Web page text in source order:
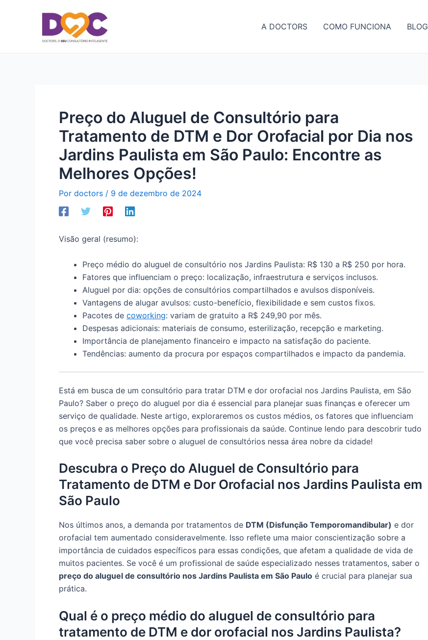
A DOCTORS COMO FUNCIONA BLOG
Preço do Aluguel de Consultório para
Tratamento de DTM e Dor Orofacial por Dia nos
Jardins Paulista em São Paulo: Encontre as
Melhores Opções!
Por doctors / 9 de dezembro de 2024
Visão geral (resumo):
Preço médio do aluguel de consultório nos Jardins Paulista: R$ 130 a R$ 250 por hora.
Fatores que influenciam o preço: localização, infraestrutura e serviços inclusos.
Aluguel por dia: opções de consultórios compartilhados e avulsos disponíveis.
Vantagens de alugar avulsos: custo-benefício, flexibilidade e sem custos fixos.
Pacotes de coworking: variam de gratuito a R$ 249,90 por mês.
Despesas adicionais: materiais de consumo, esterilização, recepção e marketing.
Importância de planejamento financeiro e impacto na satisfação do paciente.
Tendências: aumento da procura por espaços compartilhados e impacto da pandemia.
Está em busca de um consultório para tratar DTM e dor orofacial nos Jardins Paulista, em São
Paulo? Saber o preço do aluguel por dia é essencial para planejar suas finanças e oferecer um
serviço de qualidade. Neste artigo, exploraremos os custos médios, os fatores que influenciam
os preços e as melhores opções para profissionais da saúde. Continue lendo para descobrir tudo
que você precisa saber sobre o aluguel de consultórios nessa área nobre da cidade!
Descubra o Preço do Aluguel de Consultório para
Tratamento de DTM e Dor Orofacial nos Jardins Paulista em
São Paulo
Nos últimos anos, a demanda por tratamentos de DTM (Disfunção Temporomandibular) e dor
orofacial tem aumentado consideravelmente. Isso reflete uma maior conscientização sobre a
importância de cuidados específicos para essas condições, que afetam a qualidade de vida de
muitos pacientes. Se você é um profissional de saúde especializado nesses tratamentos, saber o
preço do aluguel de consultório nos Jardins Paulista em São Paulo é crucial para planejar sua
prática.
Qual é o preço médio do aluguel de consultório para
tratamento de DTM e dor orofacial nos Jardins Paulista?